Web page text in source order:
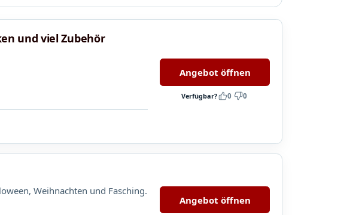
und viel Zubehör
Angebot öffnen
Verfügbar? 0 0
Weihnachten und Fasching.
Angebot öffnen